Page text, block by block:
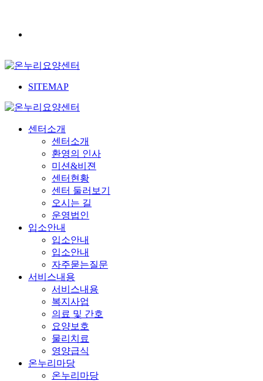
SITEMAP
센터소개
센터소개
환영의 인사
미션&비젼
센터현황
센터 둘러보기
오시는 길
운영법인
입소안내
입소안내
입소안내
자주묻는질문
서비스내용
서비스내용
복지사업
의료 및 간호
요양보호
물리치료
영양급식
온누리마당
온누리마당